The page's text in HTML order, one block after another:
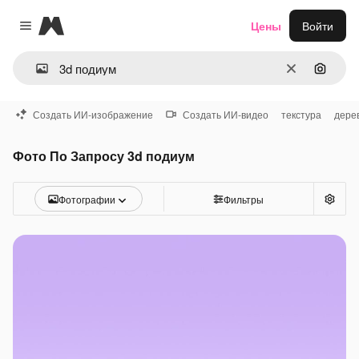
Close menu
Magnific
ОчиститьПоиск
Цены Войти
Создать ИИ-изображение Создать ИИ-видео текстура
Фото По Запросу 3d подиум
Фотографии Фильтры